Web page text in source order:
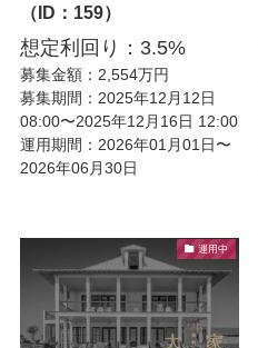
（ID：159）
想定利回り：3.5%
募集金額：2,554万円
募集期間：2025年12月12日
08:00〜2025年12月16日 12:00
運用期間：2026年01月01日〜
2026年06月30日
運用中